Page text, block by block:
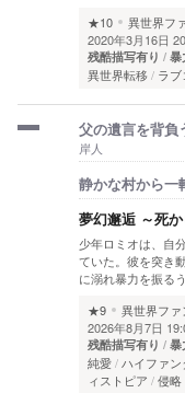
★10
異世界フ
2020年3月16日
残酷描写有り 暴
異世界転移 ラブ
父の遺言を背負
岸人
静かな村から一
夢幻邂逅 ～死
少年ロミオは、自
ていた。彼を突き
に溺れ暴力を振る
★9
異世界ファ
2026年8月7日
残酷描写有り 暴
純愛 ハイファン
ィストピア
侵略